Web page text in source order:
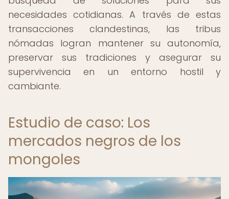
necesidades cotidianas. A través de estas
transacciones clandestinas, las tribus
nómadas logran mantener su autonomía,
preservar sus tradiciones y asegurar su
supervivencia en un entorno hostil y
cambiante.
Estudio de caso: Los
mercados negros de los
mongoles